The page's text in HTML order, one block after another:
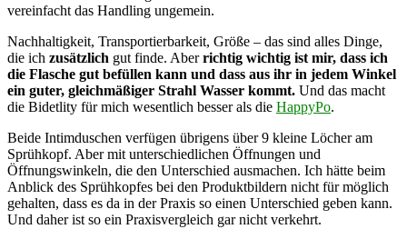
vereinfacht das Handling ungemein.
Nachhaltigkeit, Transportierbarkeit, Größe – das sind alles Dinge,
die ich zusätzlich gut finde. Aberrichtig wichtig ist mir, dass ich
die Flasche gut befüllen kann und dass aus ihr in jedem Winkel
ein guter, gleichmäßiger Strahl Wasser kommt. Und das macht
die Bidetlity für mich wesentlich besser als die HappyPo.
Beide Intimduschen verfügen übrigens über 9 kleine Löcher am
Sprühkopf. Aber mit unterschiedlichen Öffnungen und
Öffnungswinkeln, die den Unterschied ausmachen. Ich hätte beim
Anblick des Sprühkopfes bei den Produktbildern nicht für möglich
gehalten, dass es da in der Praxis so einen Unterschied geben kann.
Und daher ist so ein Praxisvergleich gar nicht verkehrt.